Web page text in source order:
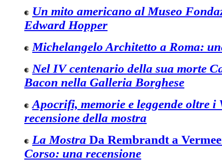
Un mito americano al Museo
Edward Hopper
Michelangelo Architetto a Roma:
Nel IV centenario della sua morte
Bacon nella Galleria Borghese
Apocrifi, memorie e leggende oltre i
recensione della mostra
La Mostra Da Rembrandt a
Corso: una recensione